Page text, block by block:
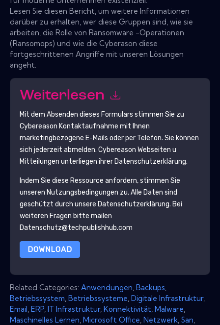
Lesen Sie diesen Bericht, um weitere Informationen
darüber zu erhalten, wer diese Gruppen sind, wie sie
arbeiten, die Rolle von Ransomware -Operationen
(Ransomops) und wie die Cyberason diese
fortgeschrittenen Angriffe mit unseren Lösungen
angeht.
Weiterlesen
Mit dem Absenden dieses Formulars stimmen Sie zu
Cybereason Kontaktaufnahme mit Ihnen
marketingbezogene E-Mails oder per Telefon. Sie können
sich jederzeit abmelden. Cybereason Webseiten u
Mitteilungen unterliegen ihrer Datenschutzerklärung.
Indem Sie diese Ressource anfordern, stimmen Sie
unseren Nutzungsbedingungen zu. Alle Daten sind
geschützt durch unsere Datenschutzerklärung. Bei
weiteren Fragen bitte mailen
Datenschutz@techpublishhub.com
DOWNLOAD
Related Categories: Anwendungen Backups
Betriebssystem Betriebssysteme Digitale Infrastruktur,
Email ERP IT Infrastruktur, Konnektivität Malware
Maschinelles Lernen Microsoft Office Netzwerk San